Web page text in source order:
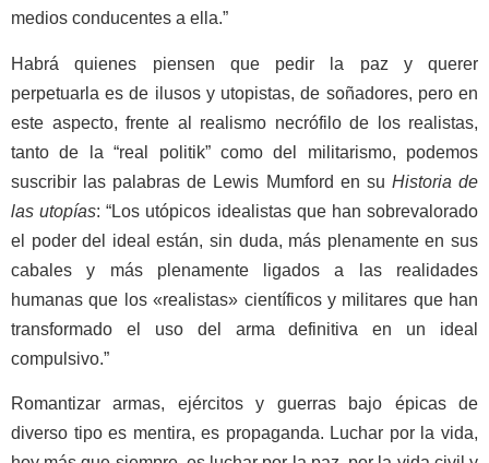
medios conducentes a ella.”
Habrá quienes piensen que pedir la paz y querer
perpetuarla es de ilusos y utopistas, de soñadores, pero en
este aspecto, frente al realismo necrófilo de los realistas,
tanto de la “real politik” como del militarismo, podemos
suscribir las palabras de Lewis Mumford en su Historia de
las utopías: “Los utópicos idealistas que han sobrevalorado
el poder del ideal están, sin duda, más plenamente en sus
cabales y más plenamente ligados a las realidades
humanas que los «realistas» científicos y militares que han
transformado el uso del arma definitiva en un ideal
compulsivo.”
Romantizar armas, ejércitos y guerras bajo épicas de
diverso tipo es mentira, es propaganda. Luchar por la vida,